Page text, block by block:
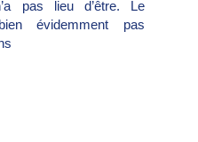
pas lieu d’être. Le
évidemment pas